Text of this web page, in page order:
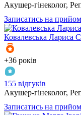
Акушер-гінеколог,
Записатись на прийом
Ковалевська Лариса
+36 років
155 відгуків
Акушер-гінеколог,
Записатись на прийом